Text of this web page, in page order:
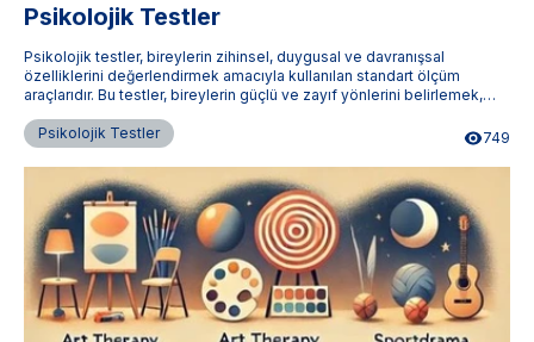
Psikolojik Testler
Psikolojik testler, bireylerin zihinsel, duygusal ve davranışsal
özelliklerini değerlendirmek amacıyla kullanılan standart ölçüm
araçlarıdır. Bu testler, bireylerin güçlü ve zayıf yönlerini belirlemek,
Terapistimburada.com, Türkiye'nin dört bir yanındaki uzman
terapistlere ulaşmanızı sağlar.
Psikolojik Testler 749